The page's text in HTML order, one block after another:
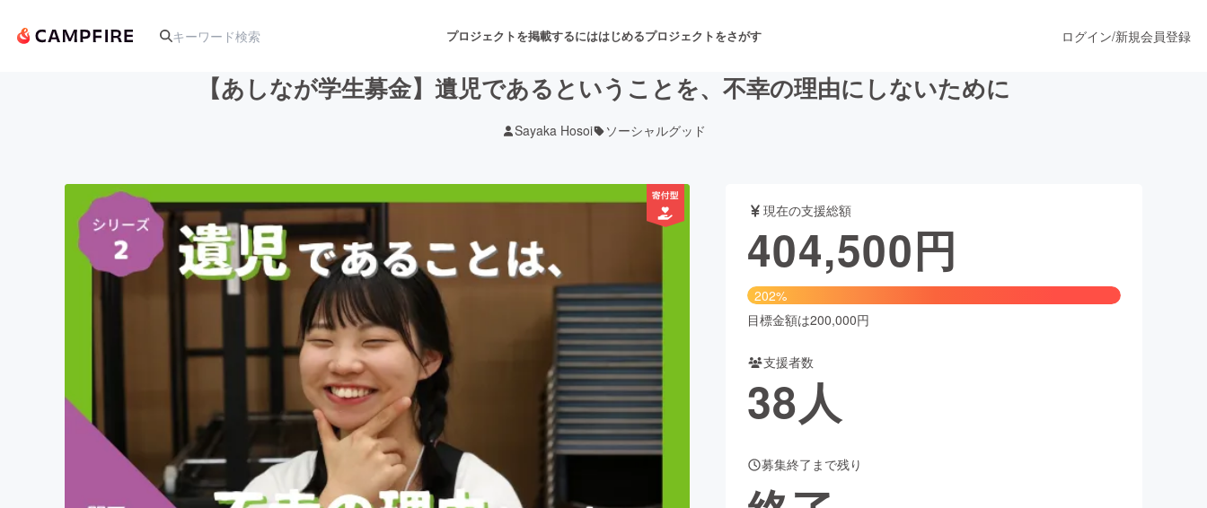
プロジェクトを掲載するにははじめるプロジェクトをさがす
アート・写真 舞台・パフォーマンス
テクノロジー・ガジェット ゲーム・サービス開発 ファッション
書籍・雑誌出版 アニメ・漫画
チャレンジ ビューティー・ヘルスケア
まちづくり・地域活性化
CAMPFIRE for Social Good
CAMPFIREふるさと納税
ログイン/新規会員登録
【あしなが学生募金】遺児であるということを、不幸の理由にしないために
Sayaka Hosoi ソーシャルグッド
現在の支援総額
404,500円
202%
目標金額は200,000円
支援者数
38人
募集終了まで残り